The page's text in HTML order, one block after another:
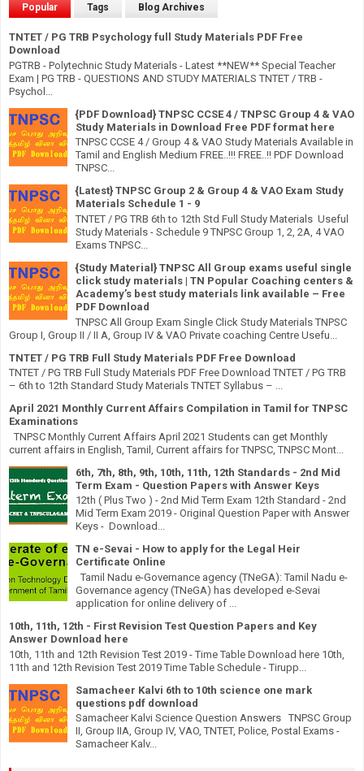
Popular Tags Blog Archives
TNTET / PG TRB Psychology full Study Materials PDF Free
Download
PGTRB - Polytechnic Study Materials - Latest **NEW** Special Teacher
Exam | PG TRB - QUESTIONS AND STUDY MATERIALS TNTET / TRB -
Psychol...
{PDF Download} TNPSC CCSE 4 / TNPSC Group 4 & VAO
Study Materials in Download Free PDF format here
TNPSC CCSE 4 / Group 4 & VAO Study Materials Available in
Tamil and English Medium FREE..!!! FREE..!! PDF Download
TNPSC...
{Latest} TNPSC Group 2 & Group 4 & VAO Exam Study
Materials Schedule 1 - 9
TNTET / PG TRB 6th to 12th Std Full Study Materials Useful
Study Materials - Schedule 9 TNPSC Group 1, 2, 2A, 4 VAO
Exams TNPSC...
{Study Material} TNPSC All Group exams useful single
click study materials | TN Popular Coaching centers &
Academy’s best study materials link available – Free
PDF Download
TNPSC All Group Exam Single Click Study Materials TNPSC
Group I, Group II / II A, Group IV & VAO Private coaching Centre Usefu...
TNTET / PG TRB Full Study Materials PDF Free Download
TNTET / PG TRB Full Study Materials PDF Free Download TNTET / PG TRB
– 6th to 12th Standard Study Materials TNTET Syllabus – ...
April 2021 Monthly Current Affairs Compilation in Tamil for TNPSC
Examinations
TNPSC Monthly Current Affairs April 2021 Students can get Monthly
current affairs in English, Tamil, Current affairs for TNPSC, TNPSC Mont...
6th, 7th, 8th, 9th, 10th, 11th, 12th Standards - 2nd Mid
Term Exam - Question Papers with Answer Keys
12th ( Plus Two ) - 2nd Mid Term Exam 12th Standard - 2nd
Mid Term Exam 2019 - Original Question Paper with Answer
Keys - Download...
TN e-Sevai - How to apply for the Legal Heir
Certificate Online
Tamil Nadu e-Governance agency (TNeGA): Tamil Nadu e-
Governance agency (TNeGA) has developed e-Sevai
application for online delivery of ...
10th, 11th, 12th - First Revision Test Question Papers and Key
Answer Download here
10th, 11th and 12th Revision Test 2019 - Time Table Download here 10th,
11th and 12th Revision Test 2019 Time Table Schedule - Tirupp...
Samacheer Kalvi 6th to 10th science one mark
questions pdf download
Samacheer Kalvi Science Question Answers TNPSC Group
II, Group IIA, Group IV, VAO, TNTET, Police, Postal Exams -
Samacheer Kalv...